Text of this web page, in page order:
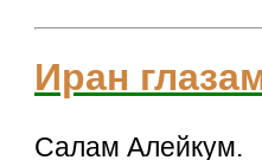
Иран
Салам Алейкум.